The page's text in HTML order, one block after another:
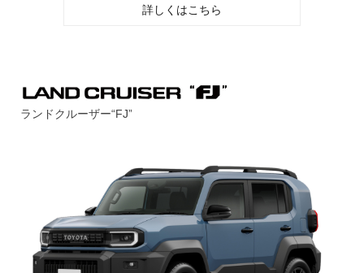
詳しくはこちら
ランドクルーザー“FJ”